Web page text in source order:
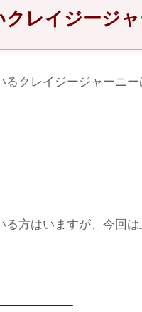
クレイジージ
クレイジージャーニー
方はいますが、今回